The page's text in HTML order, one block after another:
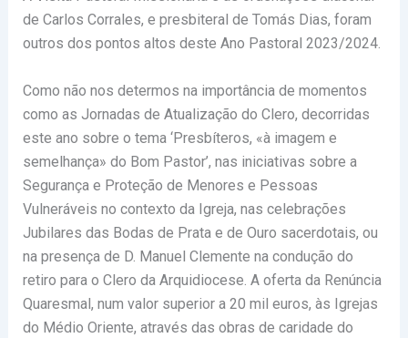
de Carlos Corrales, e presbiteral de Tomás Dias, foram
outros dos pontos altos deste Ano Pastoral 2023/2024.
Como não nos determos na importância de momentos
como as Jornadas de Atualização do Clero, decorridas
este ano sobre o tema ‘Presbíteros, «à imagem e
semelhança» do Bom Pastor’, nas iniciativas sobre a
Segurança e Proteção de Menores e Pessoas
Vulneráveis no contexto da Igreja, nas celebrações
Jubilares das Bodas de Prata e de Ouro sacerdotais, ou
na presença de D. Manuel Clemente na condução do
retiro para o Clero da Arquidiocese. A oferta da Renúncia
Quaresmal, num valor superior a 20 mil euros, às Igrejas
do Médio Oriente, através das obras de caridade do